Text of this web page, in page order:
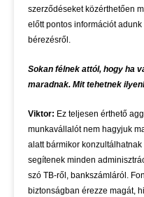
szerződéseket közérthetően
előtt pontos információt
bérezésről.
Sokan félnek attól, hogy ha
maradnak. Mit tehetnek
Viktor: Ez teljesen érthető
munkavállalót nem hagyjuk
alatt bármikor
segítenek minden
szó TB-ről, bankszámláról.
biztonságban érezze magát,